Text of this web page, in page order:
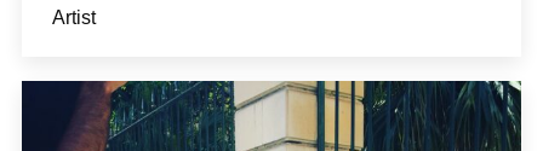
Artist